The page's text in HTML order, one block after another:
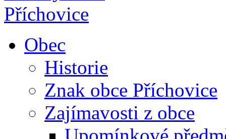
Obec
Historie
Znak obce Příchovice
Zajímavosti z obce